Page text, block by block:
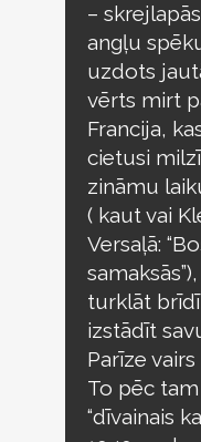
–
angļu
uzdots
vērts mirt
Francija,
cietusi
zināmu
( kaut vai
Versaļā:
turklāt
izstādīt
Parīze
To pēc
“dīvainais